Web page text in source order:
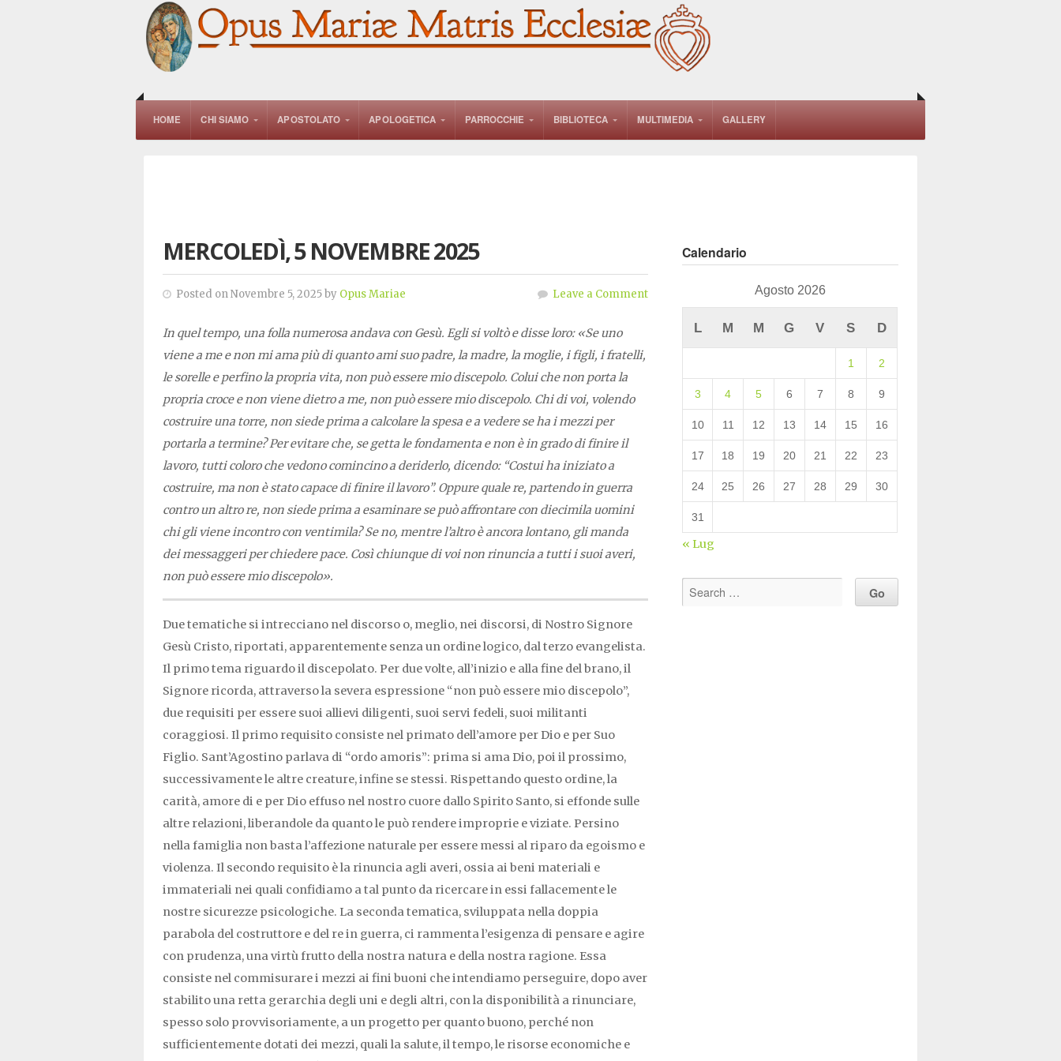
HOME CHI SIAMO APOSTOLATO APOLOGETICA PARROCCHIE BIBLIOTECA MULTIMEDIA GALLERY
MERCOLEDÌ, 5 NOVEMBRE 2025
Posted on Novembre 5, 2025 by Opus Mariae Leave a Comment
In quel tempo, una folla numerosa andava con Gesù. Egli si voltò e disse loro: «Se uno
viene a me e non mi ama più di quanto ami suo padre, la madre, la moglie, i figli, i fratelli,
le sorelle e perfino la propria vita, non può essere mio discepolo. Colui che non porta la
propria croce e non viene dietro a me, non può essere mio discepolo. Chi di voi, volendo
costruire una torre, non siede prima a calcolare la spesa e a vedere se ha i mezzi per
portarla a termine? Per evitare che, se getta le fondamenta e non è in grado di finire il
lavoro, tutti coloro che vedono comincino a deriderlo, dicendo: “Costui ha iniziato a
costruire, ma non è stato capace di finire il lavoro”. Oppure quale re, partendo in guerra
contro un altro re, non siede prima a esaminare se può affrontare con diecimila uomini
chi gli viene incontro con ventimila? Se no, mentre l’altro è ancora lontano, gli manda
dei messaggeri per chiedere pace. Così chiunque di voi non rinuncia a tutti i suoi averi,
non può essere mio discepolo».
Due tematiche si intrecciano nel discorso o, meglio, nei discorsi, di Nostro Signore
Gesù Cristo, riportati, apparentemente senza un ordine logico, dal terzo evangelista.
Il primo tema riguardo il discepolato. Per due volte, all’inizio e alla fine del brano, il
Signore ricorda, attraverso la severa espressione “non può essere mio discepolo”,
due requisiti per essere suoi allievi diligenti, suoi servi fedeli, suoi militanti
coraggiosi. Il primo requisito consiste nel primato dell’amore per Dio e per Suo
Figlio. Sant’Agostino parlava di “ordo amoris”: prima si ama Dio, poi il prossimo,
successivamente le altre creature, infine se stessi. Rispettando questo ordine, la
carità, amore di e per Dio effuso nel nostro cuore dallo Spirito Santo, si effonde sulle
altre relazioni, liberandole da quanto le può rendere improprie e viziate. Persino
nella famiglia non basta l’affezione naturale per essere messi al riparo da egoismo e
violenza. Il secondo requisito è la rinuncia agli averi, ossia ai beni materiali e
immateriali nei quali confidiamo a tal punto da ricercare in essi fallacemente le
nostre sicurezze psicologiche. La seconda tematica, sviluppata nella doppia
parabola del costruttore e del re in guerra, ci rammenta l’esigenza di pensare e agire
con prudenza, una virtù frutto della nostra natura e della nostra ragione. Essa
consiste nel commisurare i mezzi ai fini buoni che intendiamo perseguire, dopo aver
stabilito una retta gerarchia degli uni e degli altri, con la disponibilità a rinunciare,
spesso solo provvisoriamente, a un progetto per quanto buono, perché non
sufficientemente dotati dei mezzi, quali la salute, il tempo, le risorse economiche e
Calendario
Agosto 2026
L M M G V S D
1 2
3 4 5 6 7 8 9
10 11 12 13 14 15 16
17 18 19 20 21 22 23
24 25 26 27 28 29 30
31
« Lug